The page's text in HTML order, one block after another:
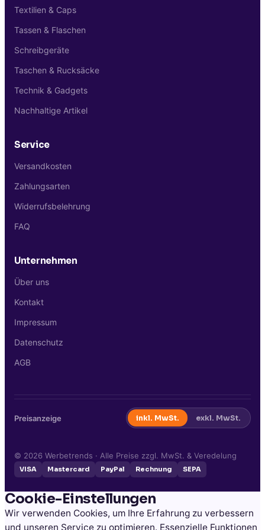
Textilien & Caps
Tassen & Flaschen
Schreibgeräte
Taschen & Rucksäcke
Technik & Gadgets
Nachhaltige Artikel
Service
Versandkosten
Zahlungsarten
Widerrufsbelehrung
FAQ
Unternehmen
Über uns
Kontakt
Impressum
Datenschutz
AGB
Preisanzeige inkl. MwSt. exkl. MwSt.
© 2026 Werbetrends · Alle Preise zzgl. MwSt. & Veredelung
VISA Mastercard PayPal Rechnung SEPA
Cookie-Einstellungen
Wir verwenden Cookies, um Ihre Erfahrung zu verbessern
und unseren Service zu optimieren. Essenzielle Funktionen